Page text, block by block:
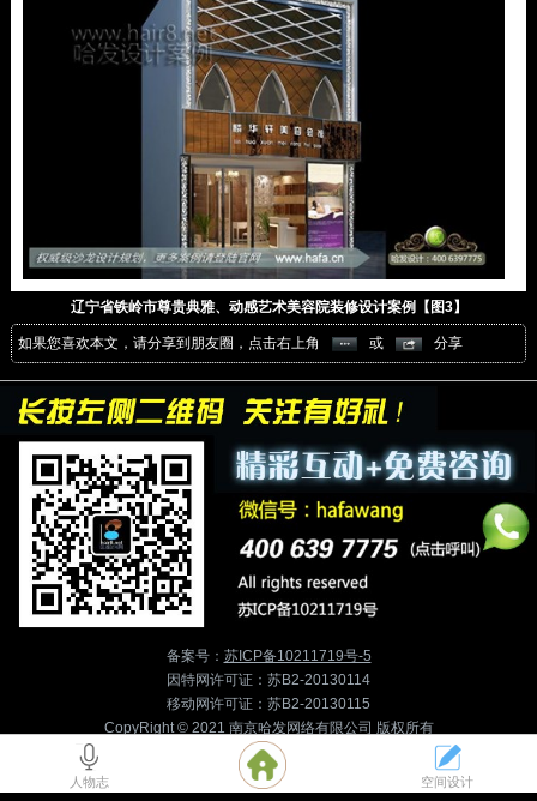
辽宁省铁岭市尊贵典雅、动感艺术美容院装修设计案例【图3】
如果您喜欢本文，请分享到朋友圈，点击右上角 或 分享
备案号： 苏ICP备10211719号-5
因特网许可证：苏B2-20130114
移动网许可证：苏B2-20130115
CopyRight © 2021 南京哈发网络有限公司 版权所有
人物志 空间设计